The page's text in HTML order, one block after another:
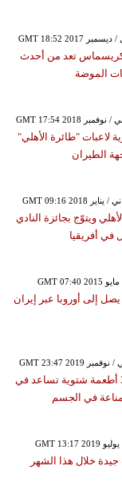
تعد من أحدث
الموضة
لاعبات "طائرة الأهلي"
الطيران
ويتوّج بجائزة النادي
في أفريقيا
إلى أوروبا عبر إيران
قائمة تحتوي على 3 أطعمة شتوية تساعد في
في الجسم
خلال هذا الشهر